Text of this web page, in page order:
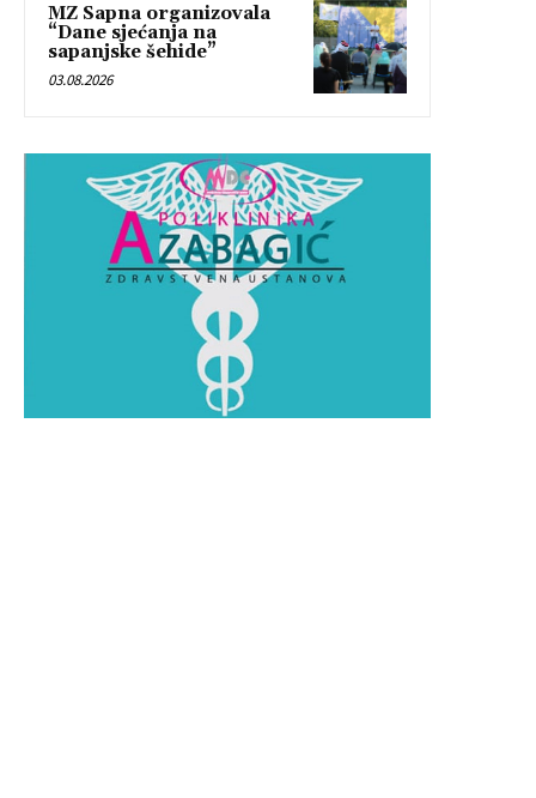
MZ Sapna organizovala
“Dane sjećanja na
sapanjske šehide”
03.08.2026